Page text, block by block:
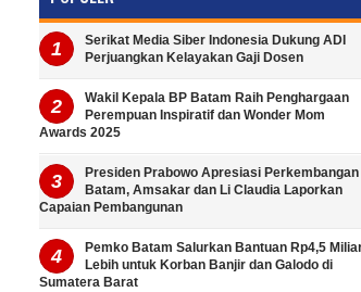
Serikat Media Siber Indonesia Dukung ADI
Perjuangkan Kelayakan Gaji Dosen
Wakil Kepala BP Batam Raih Penghargaan
Perempuan Inspiratif dan Wonder Mom
Awards 2025
Presiden Prabowo Apresiasi Perkembangan
Batam, Amsakar dan Li Claudia Laporkan
Capaian Pembangunan
Pemko Batam Salurkan Bantuan Rp4,5
Lebih untuk Korban Banjir dan Galodo di
Sumatera Barat